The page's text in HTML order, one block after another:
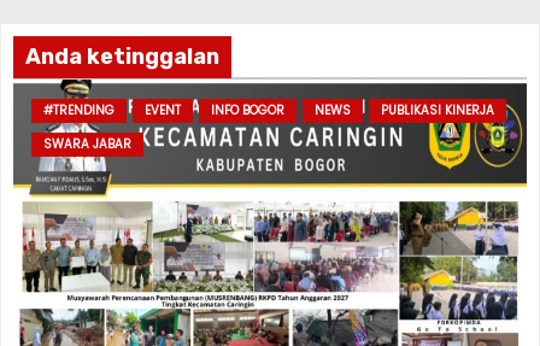
Anda ketinggalan
#TRENDING EVENT INFO BOGOR NEWS
PUBLIKASI KINERJA
SWARA JABAR